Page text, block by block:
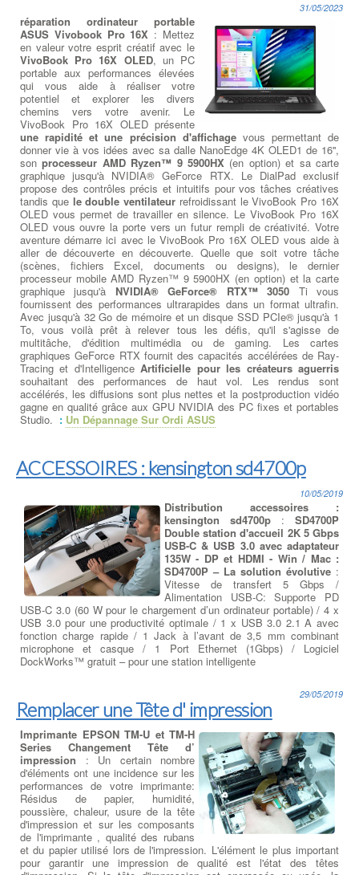
31/05/2023
réparation ordinateur portable
ASUS Vivobook Pro 16X : Mettez
en valeur votre esprit créatif avec le
VivoBook Pro 16X OLED, un PC
portable aux performances élevées
qui vous aide à réaliser votre
potentiel et explorer les divers
chemins vers votre avenir. Le
VivoBook Pro 16X OLED présente
une rapidité et une précision d'affichagevous permettant de
donner vie à vos idées avec sa dalle NanoEdge 4K OLED1 de 16'',
sonprocesseur AMD Ryzen™ 9 5900HX (en option) et sa carte
graphique jusqu'à NVIDIA® GeForce RTX. Le DialPad exclusif
propose des contrôles précis et intuitifs pour vos tâches créatives
tandis que le double ventilateur refroidissant le VivoBook Pro 16X
OLED vous permet de travailler en silence. Le VivoBook Pro 16X
OLED vous ouvre la porte vers un futur rempli de créativité. Votre
aventure démarre ici avec le VivoBook Pro 16X OLED vous aide à
aller de découverte en découverte. Quelle que soit votre tâche
(scènes, fichiers Excel, documents ou designs), le dernier
processeur mobile AMD Ryzen™ 9 5900HX (en option) et la carte
graphique jusqu'à NVIDIA® GeForce® RTX™ 3050 Ti vous
fournissent des performances ultrarapides dans un format ultrafin.
Avec jusqu'à 32 Go de mémoire et un disque SSD PCIe® jusqu'à 1
To, vous voilà prêt à relever tous les défis, qu'il s'agisse de
multitâche, d'édition multimédia ou de gaming. Les cartes
graphiques GeForce RTX fournit des capacités accélérées de Ray-
Tracing et d'IntelligenceArtificielle pour les créateurs aguerris
souhaitant des performances de haut vol. Les rendus sont
accélérés, les diffusions sont plus nettes et la postproduction vidéo
gagne en qualité grâce aux GPU NVIDIA des PC fixes et portables
Studio. : Un Dépannage Sur Ordi ASUS
ACCESSOIRES : kensington sd4700p
10/05/2019
Distribution accessoires :
kensington sd4700p : SD4700P
Double station d'accueil 2K 5 Gbps
USB-C & USB 3.0 avec adaptateur
135W - DP et HDMI - Win / Mac :
SD4700P – La solution évolutive :
Vitesse de transfert 5 Gbps /
Alimentation USB-C: Supporte PD
USB-C 3.0 (60 W pour le chargement d’un ordinateur portable) / 4 x
USB 3.0 pour une productivité optimale / 1 x USB 3.0 2.1 A avec
fonction charge rapide / 1 Jack à l’avant de 3,5 mm combinant
microphone et casque / 1 Port Ethernet (1Gbps) / Logiciel
DockWorks™ gratuit – pour une station intelligente
Remplacer une Tête d' impression
29/05/2019
Imprimante EPSON TM-U et TM-H
Series Changement Tête d’
impression : Un certain nombre
d'éléments ont une incidence sur les
performances de votre imprimante:
Résidus de papier, humidité,
poussière, chaleur, usure de la tête
d'impression et sur les composants
de l'imprimante , qualité des rubans
et du papier utilisé lors de l'impression. L'élément le plus important
pour garantir une impression de qualité est l'état des têtes